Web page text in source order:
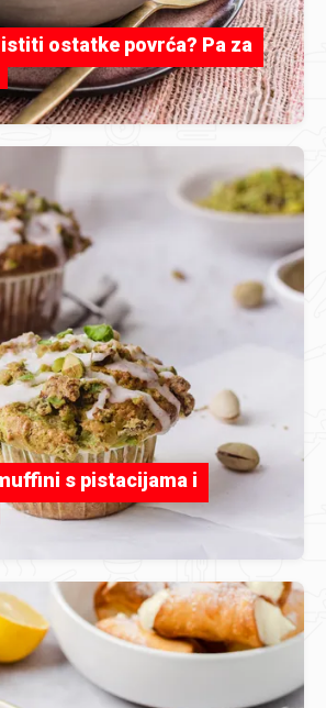
ostatke povrća? Pa za
s pistacijama i